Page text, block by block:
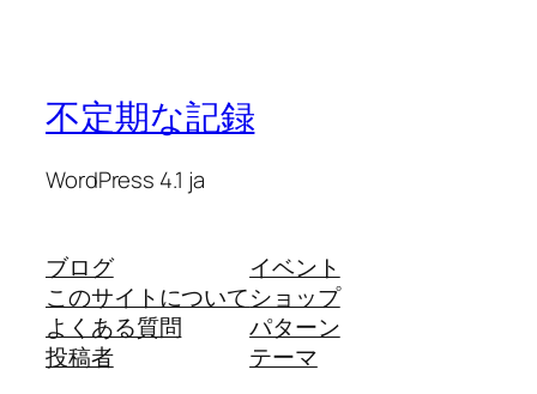
不定期な記録
WordPress 4.1 ja
ブログ
このサイトについて
よくある質問
投稿者
イベント
ショップ
パターン
テーマ